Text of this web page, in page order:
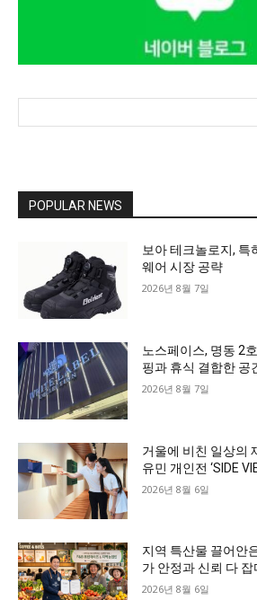
POPULAR NEWS
보아 테크놀로지, 특
웨어 시장 공략
2026년 8월 7일
노스페이스, 명동 2
핑과 휴식 결합한 공
2026년 8월 7일
거울에 비친 일상의
유민 개인전 ‘SIDE
2026년 8월 6일
지역 특산물 끌어안
가 안정과 신뢰 다 잡
2026년 8월 6일